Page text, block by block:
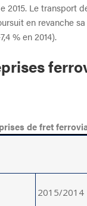
2015. Le transport
en revanche
% en 2014).
de fret
2015/2014